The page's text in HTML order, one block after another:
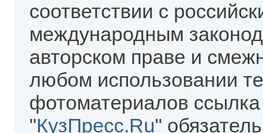
соответствии с
международным
авторском праве и
любом использовании
фотоматериалов
"КузПресс.Ru"